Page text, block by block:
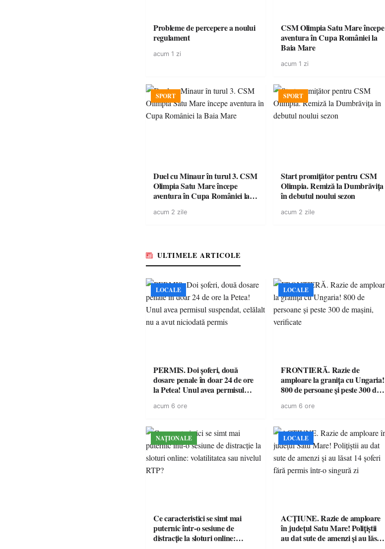
Probleme de percepere a noului
regulament
acum 1 zi
CSM Olimpia Satu Mare începe
aventura în Cupa României la
Baia Mare
acum 1 zi
SPORT
Duel cu Minaur în turul 3. CSM
Olimpia Satu Mare începe
aventura în Cupa României la
acum 2 zile
SPORT
Start promițător pentru CSM
Olimpia. Remiză la Dumbrăvița
în debutul noului sezon
acum 2 zile
ULTIMELE ARTICOLE
LOCALE
PERMIS. Doi șoferi, două
dosare penale în doar 24 de ore
la Petea! Unul avea permisul
niciodată permis
acum 6 ore
LOCALE
FRONTIERĂ. Razie de
amploare la granița cu Ungaria!
800 de persoane și peste 300 de
acum 6 ore
NAȚIONALE
Ce caracteristici se simt mai
puternic într-o sesiune de
distracție la sloturi online:
LOCALE
ACȚIUNE. Razie de amploare
în județul Satu Mare! Polițiștii
au dat sute de amenzi și au lăsat